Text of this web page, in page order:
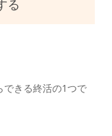
る
できる終活の1つで